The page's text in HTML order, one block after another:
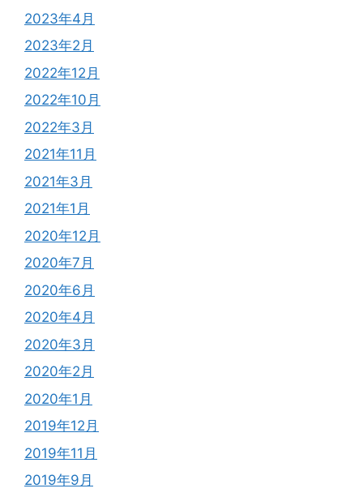
2023年4月
2023年2月
2022年12月
2022年10月
2022年3月
2021年11月
2021年3月
2021年1月
2020年12月
2020年7月
2020年6月
2020年4月
2020年3月
2020年2月
2020年1月
2019年12月
2019年11月
2019年9月